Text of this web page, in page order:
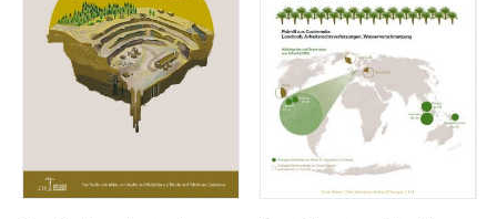
Optionen
können
auf
der
Produktseite
gewählt
werden